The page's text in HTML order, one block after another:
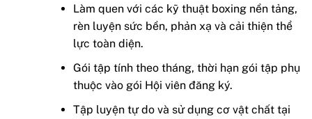
Làm quen với các kỹ thuật boxing nền tảng,
rèn luyện sức bền, phản xạ và cải thiện thể
lực toàn diện.
Gói tập tính theo tháng, thời hạn gói tập phụ
thuộc vào gói Hội viên đăng ký.
Tập luyện tự do và sử dụng cơ vật chất tại